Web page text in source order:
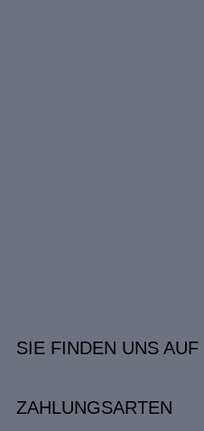
SIE FINDEN UNS AUF
ZAHLUNGSARTEN